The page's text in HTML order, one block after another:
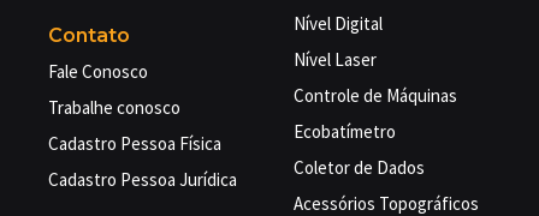
Contato
Fale Conosco
Trabalhe conosco
Cadastro Pessoa Física
Cadastro Pessoa Jurídica
Nível Digital
Nível Laser
Controle de Máquinas
Ecobatímetro
Coletor de Dados
Acessórios Topográficos